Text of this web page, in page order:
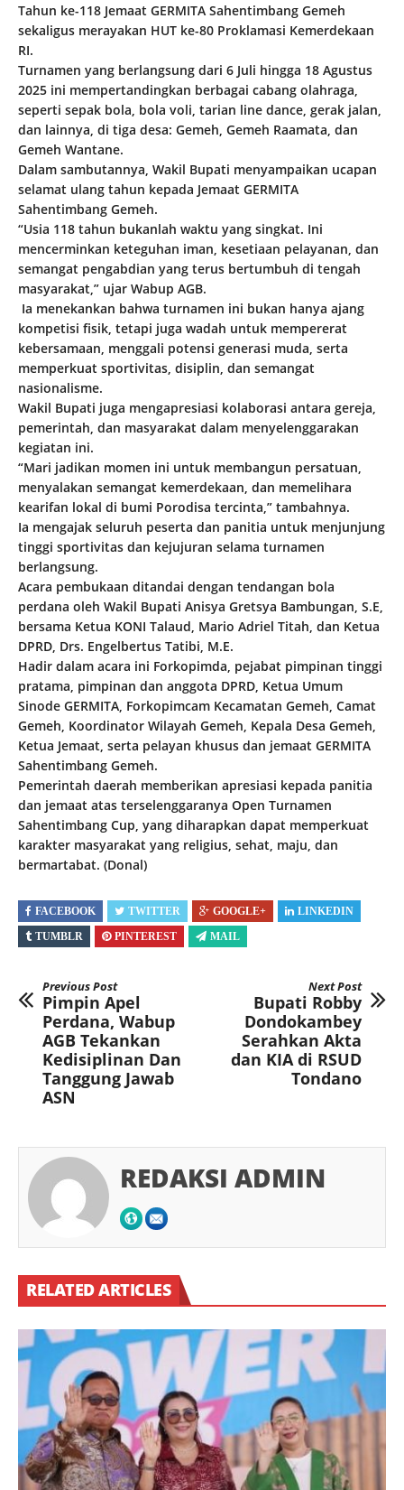
Tahun ke-118 Jemaat GERMITA Sahentimbang Gemeh
sekaligus merayakan HUT ke-80 Proklamasi Kemerdekaan
RI.
Turnamen yang berlangsung dari 6 Juli hingga 18 Agustus
2025 ini mempertandingkan berbagai cabang olahraga,
seperti sepak bola, bola voli, tarian line dance, gerak jalan,
dan lainnya, di tiga desa: Gemeh, Gemeh Raamata, dan
Gemeh Wantane.
Dalam sambutannya, Wakil Bupati menyampaikan ucapan
selamat ulang tahun kepada Jemaat GERMITA
Sahentimbang Gemeh.
“Usia 118 tahun bukanlah waktu yang singkat. Ini
mencerminkan keteguhan iman, kesetiaan pelayanan, dan
semangat pengabdian yang terus bertumbuh di tengah
masyarakat,” ujar Wabup AGB.
Ia menekankan bahwa turnamen ini bukan hanya ajang
kompetisi fisik, tetapi juga wadah untuk mempererat
kebersamaan, menggali potensi generasi muda, serta
memperkuat sportivitas, disiplin, dan semangat
nasionalisme.
Wakil Bupati juga mengapresiasi kolaborasi antara gereja,
pemerintah, dan masyarakat dalam menyelenggarakan
kegiatan ini.
“Mari jadikan momen ini untuk membangun persatuan,
menyalakan semangat kemerdekaan, dan memelihara
kearifan lokal di bumi Porodisa tercinta,” tambahnya.
Ia mengajak seluruh peserta dan panitia untuk menjunjung
tinggi sportivitas dan kejujuran selama turnamen
berlangsung.
Acara pembukaan ditandai dengan tendangan bola
perdana oleh Wakil Bupati Anisya Gretsya Bambungan, S.E,
bersama Ketua KONI Talaud, Mario Adriel Titah, dan Ketua
DPRD, Drs. Engelbertus Tatibi, M.E.
Hadir dalam acara ini Forkopimda, pejabat pimpinan tinggi
pratama, pimpinan dan anggota DPRD, Ketua Umum
Sinode GERMITA, Forkopimcam Kecamatan Gemeh, Camat
Gemeh, Koordinator Wilayah Gemeh, Kepala Desa Gemeh,
Ketua Jemaat, serta pelayan khusus dan jemaat GERMITA
Sahentimbang Gemeh.
Pemerintah daerah memberikan apresiasi kepada panitia
dan jemaat atas terselenggaranya Open Turnamen
Sahentimbang Cup, yang diharapkan dapat memperkuat
karakter masyarakat yang religius, sehat, maju, dan
bermartabat. (Donal)
FACEBOOK TWITTER GOOGLE+
LINKEDIN
TUMBLR
PINTEREST MAIL
Previous Post
Pimpin Apel
Perdana, Wabup
AGB Tekankan
Kedisiplinan Dan
Tanggung Jawab
ASN
Next Post
Bupati Robby
Dondokambey
Serahkan Akta
dan KIA di RSUD
Tondano
REDAKSI ADMIN
RELATED ARTICLES